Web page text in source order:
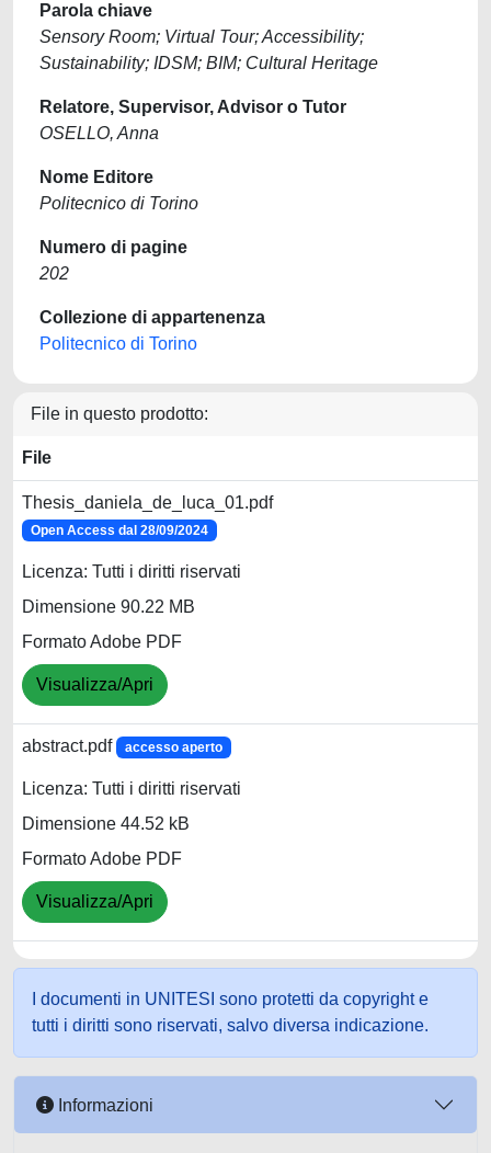
Parola chiave
Sensory Room; Virtual Tour; Accessibility;
Sustainability; IDSM; BIM; Cultural Heritage
Relatore, Supervisor, Advisor o Tutor
OSELLO, Anna
Nome Editore
Politecnico di Torino
Numero di pagine
202
Collezione di appartenenza
Politecnico di Torino
File in questo prodotto:
File
Thesis_daniela_de_luca_01.pdf
Open Access dal 28/09/2024
Licenza: Tutti i diritti riservati
Dimensione 90.22 MB
Formato Adobe PDF
Visualizza/Apri
abstract.pdf accesso aperto
Licenza: Tutti i diritti riservati
Dimensione 44.52 kB
Formato Adobe PDF
Visualizza/Apri
I documenti in UNITESI sono protetti da copyright e
tutti i diritti sono riservati, salvo diversa indicazione.
Informazioni